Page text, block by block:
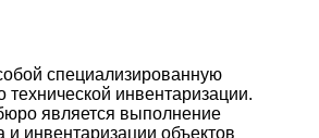
специализированную
инвентаризации.
является выполнение
и инвентаризации объектов